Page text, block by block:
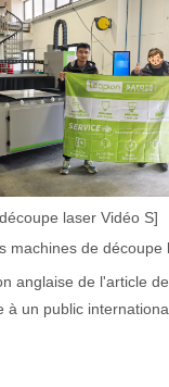
international tout
laser Vidéo S]
anglaise de l'article de
à un public